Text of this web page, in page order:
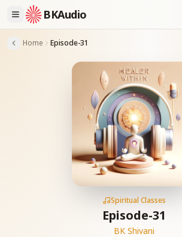
BKAudio
Home Episode-31
Spiritual Classes
Episode-31
BK Shivani